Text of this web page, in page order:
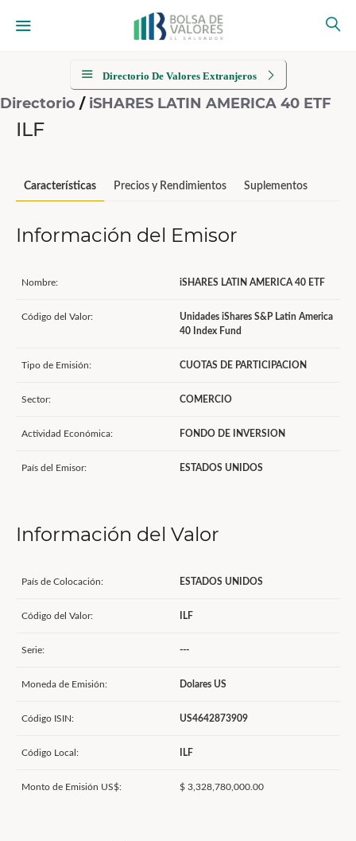
Directorio De Valores Extranjeros
Directorio / iSHARES LATIN AMERICA 40 ETF
ILF
Características Precios y Rendimientos Suplementos
Información del Emisor
Nombre: iSHARES LATIN AMERICA 40 ETF
Código del Valor:
Unidades iShares S&P Latin America
40 Index Fund
Tipo de Emisión: CUOTAS DE PARTICIPACION
Sector: COMERCIO
Actividad Económica: FONDO DE INVERSION
País del Emisor: ESTADOS UNIDOS
Información del Valor
País de Colocación: ESTADOS UNIDOS
Código del Valor: ILF
Serie: ---
Moneda de Emisión: Dolares US
Código ISIN: US4642873909
Código Local: ILF
Monto de Emisión US$: $ 3,328,780,000.00